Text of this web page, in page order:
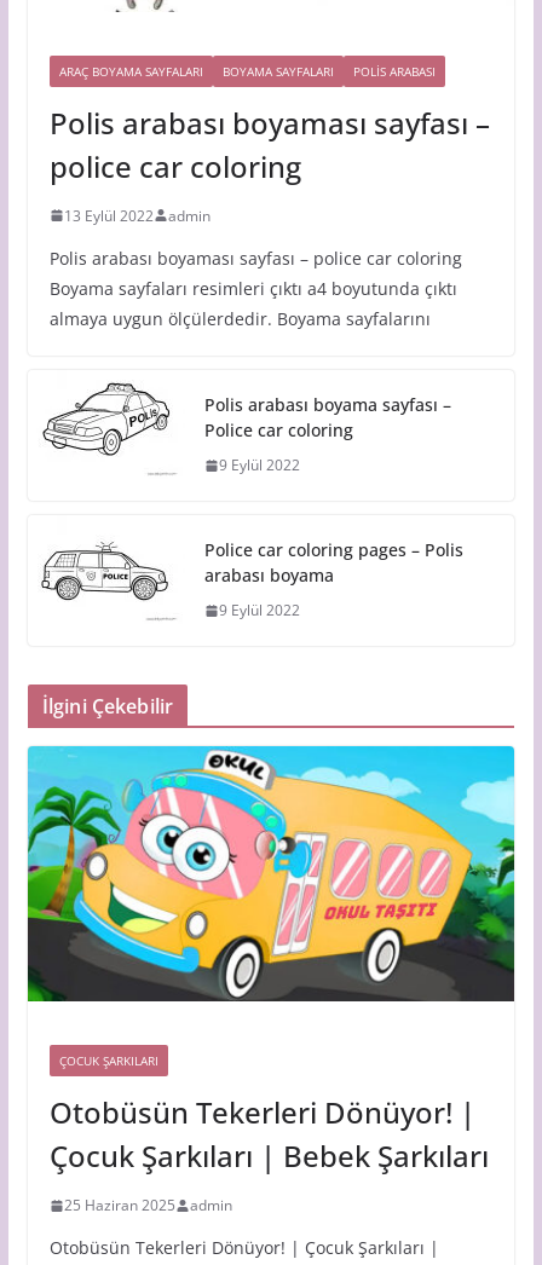
ARAÇ BOYAMA SAYFALARI BOYAMA SAYFALARI POLIS ARABASI
Polis arabası boyaması sayfası –
police car coloring
13 Eylül 2022 admin
Polis arabası boyaması sayfası – police car coloring
Boyama sayfaları resimleri çıktı a4 boyutunda çıktı
almaya uygun ölçülerdedir. Boyama sayfalarını
Polis arabası boyama sayfası –
Police car coloring
9 Eylül 2022
Police car coloring pages – Polis
arabası boyama
9 Eylül 2022
İlgini Çekebilir
ÇOCUK ŞARKILARI
Otobüsün Tekerleri Dönüyor! |
Çocuk Şarkıları | Bebek Şarkıları
25 Haziran 2025 admin
Otobüsün Tekerleri Dönüyor! | Çocuk Şarkıları |